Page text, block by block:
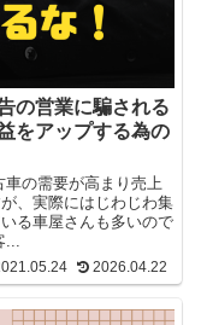
の営業に騙される
をアップする為の
の需要が高まり売上
、実際にはじわじわ集
る車屋さんも多いので
...
2026.04.22